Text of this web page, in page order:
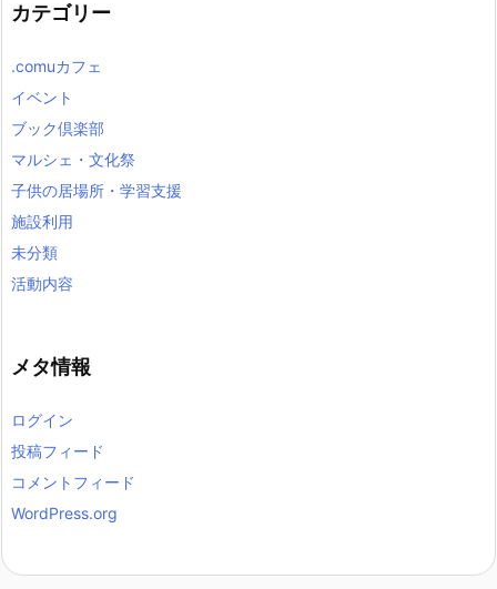
カテゴリー
.comuカフェ
イベント
ブック倶楽部
マルシェ・文化祭
子供の居場所・学習支援
施設利用
未分類
活動内容
メタ情報
ログイン
投稿フィード
コメントフィード
WordPress.org